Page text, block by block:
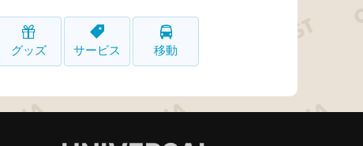
グッズ サービス 移動